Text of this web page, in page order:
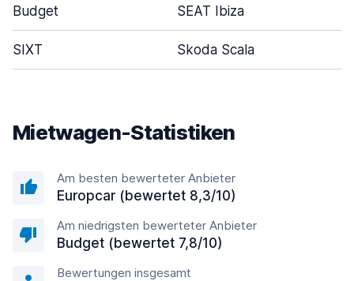
Budget SEAT Ibiza
SIXT Skoda Scala
Mietwagen-Statistiken
Am besten bewerteter Anbieter
Europcar (bewertet 8,3/10)
Am niedrigsten bewerteter Anbieter
Budget (bewertet 7,8/10)
Bewertungen insgesamt